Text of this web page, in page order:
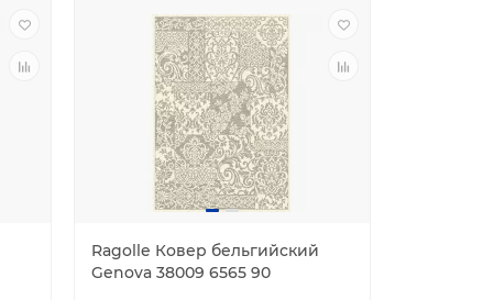
Ragolle Ковер бельгийский
Genova 38009 6565 90